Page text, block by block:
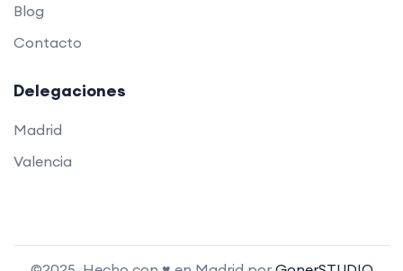
Blog
Contacto
Delegaciones
Madrid
Valencia